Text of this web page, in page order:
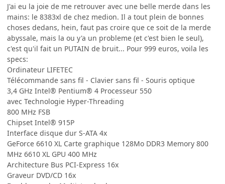
J'ai eu la joie de me retrouver avec une belle merde dans les
mains: le 8383xl de chez medion. Il a tout plein de bonnes
choses dedans, hein, faut pas croire que ce soit de la merde
abyssale, mais la ou y'a un probleme (et c'est bien le seul),
c'est qu'il fait un PUTAIN de bruit... Pour 999 euros, voila les
specs:
Ordinateur LIFETEC
Télécommande sans fil - Clavier sans fil - Souris optique
3,4 GHz Intel® Pentium® 4 Processeur 550
avec Technologie Hyper-Threading
800 MHz FSB
Chipset Intel® 915P
Interface disque dur S-ATA 4x
GeForce 6610 XL Carte graphique 128Mo DDR3 Memory 800
MHz 6610 XL GPU 400 MHz
Architecture Bus PCI-Express 16x
Graveur DVD/CD 16x